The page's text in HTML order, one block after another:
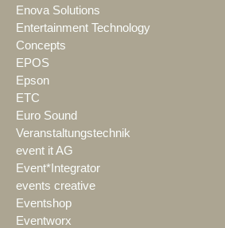
Enova Solutions
Entertainment Technology
Concepts
EPOS
Epson
ETC
Euro Sound
Veranstaltungstechnik
event it AG
Event*Integrator
events creative
Eventshop
Eventworx